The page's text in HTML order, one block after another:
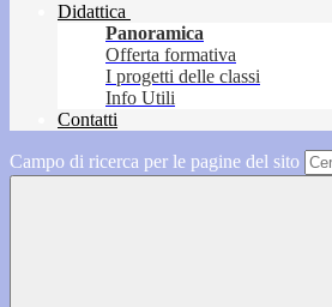
Didattica
Panoramica
Offerta formativa
I progetti delle classi
Info Utili
Contatti
Campo di ricerca per le pagine del sito